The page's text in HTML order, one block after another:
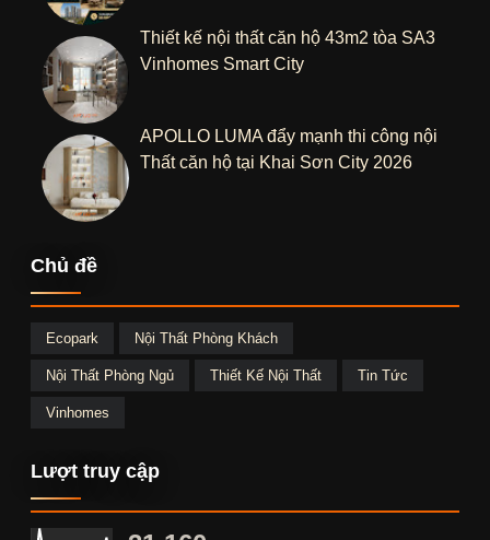
Thiết kế nội thất căn hộ 43m2 tòa SA3
Vinhomes Smart City
APOLLO LUMA đẩy mạnh thi công nội
Thất căn hộ tại Khai Sơn City 2026
Chủ đề
Ecopark Nội Thất Phòng Khách
Nội Thất Phòng Ngủ Thiết Kế Nội Thất Tin Tức
Vinhomes
Lượt truy cập